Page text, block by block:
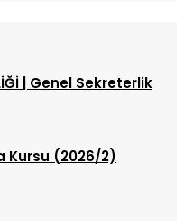
| Genel Sekreterlik
Kursu (2026/2)